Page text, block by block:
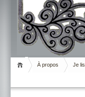
Livrement
À propos Je lis